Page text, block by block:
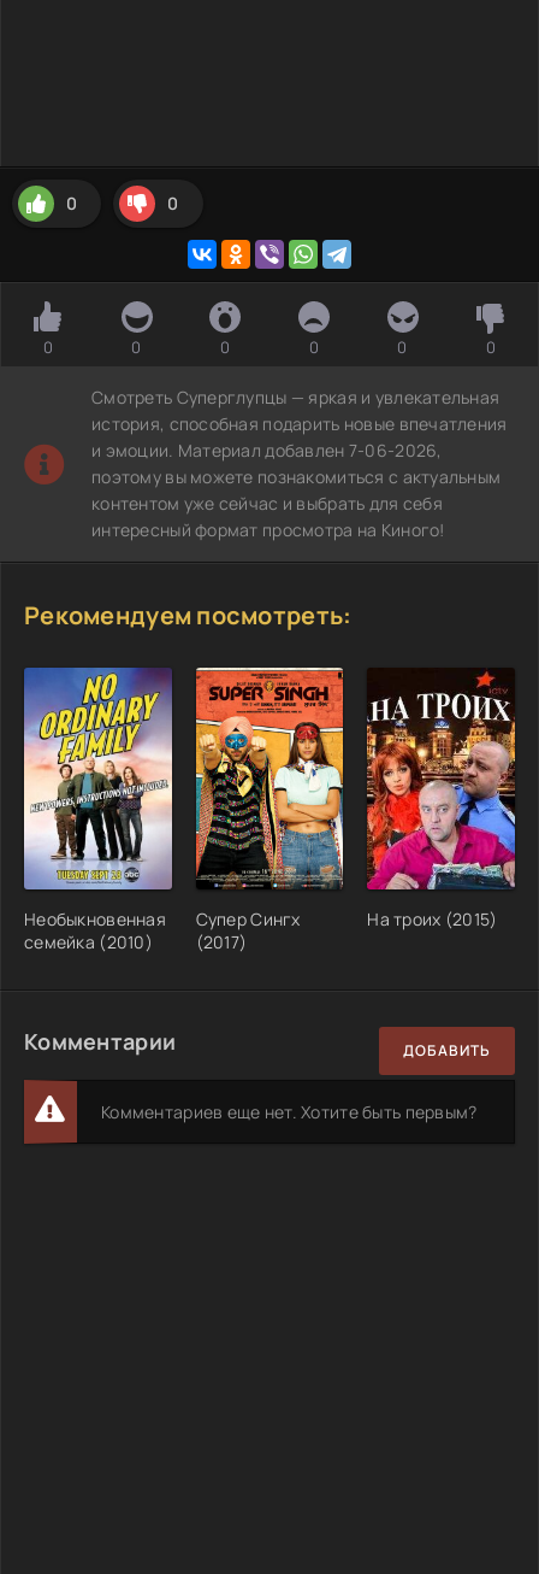
0 0
0 0 0 0 0 0
Смотреть Суперглупцы — яркая и увлекательная
история, способная подарить новые впечатления
и эмоции. Материал добавлен 7-06-2026,
поэтому вы можете познакомиться с актуальным
контентом уже сейчас и выбрать для себя
интересный формат просмотра на Киного!
Рекомендуем посмотреть:
Необыкновенная
семейка (2010)
Супер Сингх
(2017)
На троих (2015)
Комментарии ДОБАВИТЬ
Комментариев еще нет. Хотите быть первым?